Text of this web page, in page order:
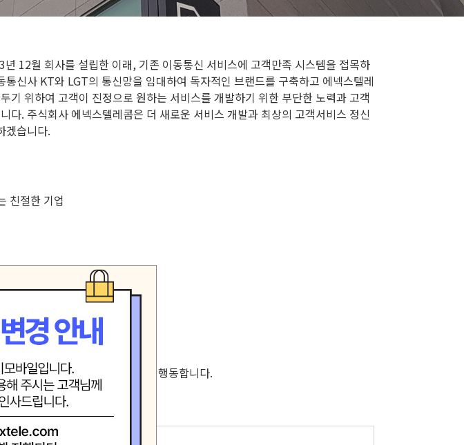
12월 회사를 설립한 이래, 기존 이동통신 서비스에 고객만족 시스템을 접목하
신사 KT와 LGT의 통신망을 임대하여 독자적인 브랜드를 구축하고 에넥스텔레
위하여 고객이 진정으로 원하는 서비스를 개발하기 위한 부단한 노력과 고객
. 주식회사 에넥스텔레콤은 더 새로운 서비스 개발과 최상의 고객서비스 정신
겠습니다.
친절한 기업
다.
소중히 여기며 공정하고 바르게 행동합니다.